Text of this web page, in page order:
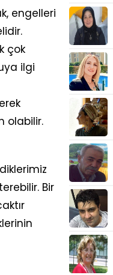
engelleri
çok
ilgi
olabilir.
Bir